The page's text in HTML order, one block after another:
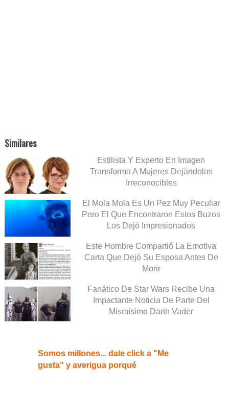
Similares
Estilista Y Experto En Imagen
Transforma A Mujeres Dejándolas
Irreconocibles
El Mola Mola Es Un Pez Muy Peculiar
Pero El Que Encontraron Estos Buzos
Los Dejó Impresionados
Este Hombre Compartió La Emotiva
Carta Que Dejó Su Esposa Antes De
Morir
Fanático De Star Wars Recibe Una
Impactante Noticia De Parte Del
Mismísimo Darth Vader
Somos millones... dale click a "Me
gusta" y averigua porqué